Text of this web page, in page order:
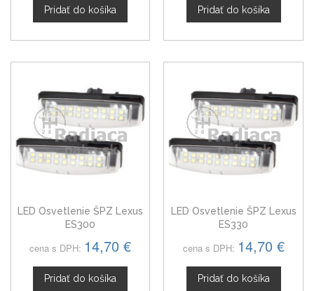
Pridať do košíka Pridať do košíka
LED Osvetlenie ŠPZ Lexus
ES300
cena s DPH: 14,70 €
Pridať do košíka
LED Osvetlenie ŠPZ Lexus
ES330
cena s DPH: 14,70 €
Pridať do košíka